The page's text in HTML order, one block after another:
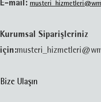
E-mail:
Kurumsal Siparişleriniz
için:
Bize Ulaşın